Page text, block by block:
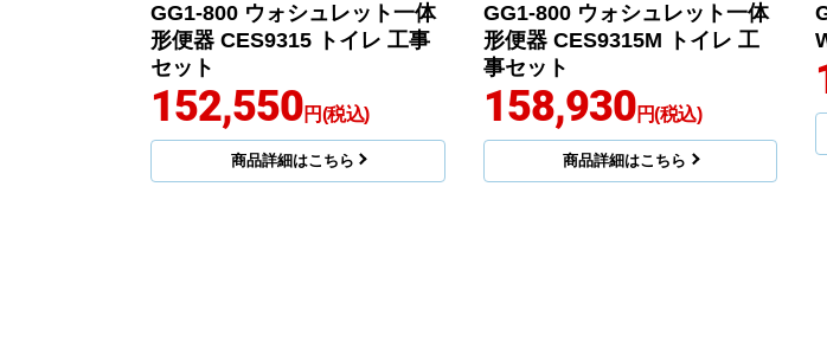
GG1-800 ウォシュレット一体
形便器 CES9315 トイレ 工事
セット
152,550円(税込)
商品詳細はこちら
GG1-800 ウォシュレット一体
形便器 CES9315M トイレ 工
事セット
158,930円(税込)
商品詳細はこちら